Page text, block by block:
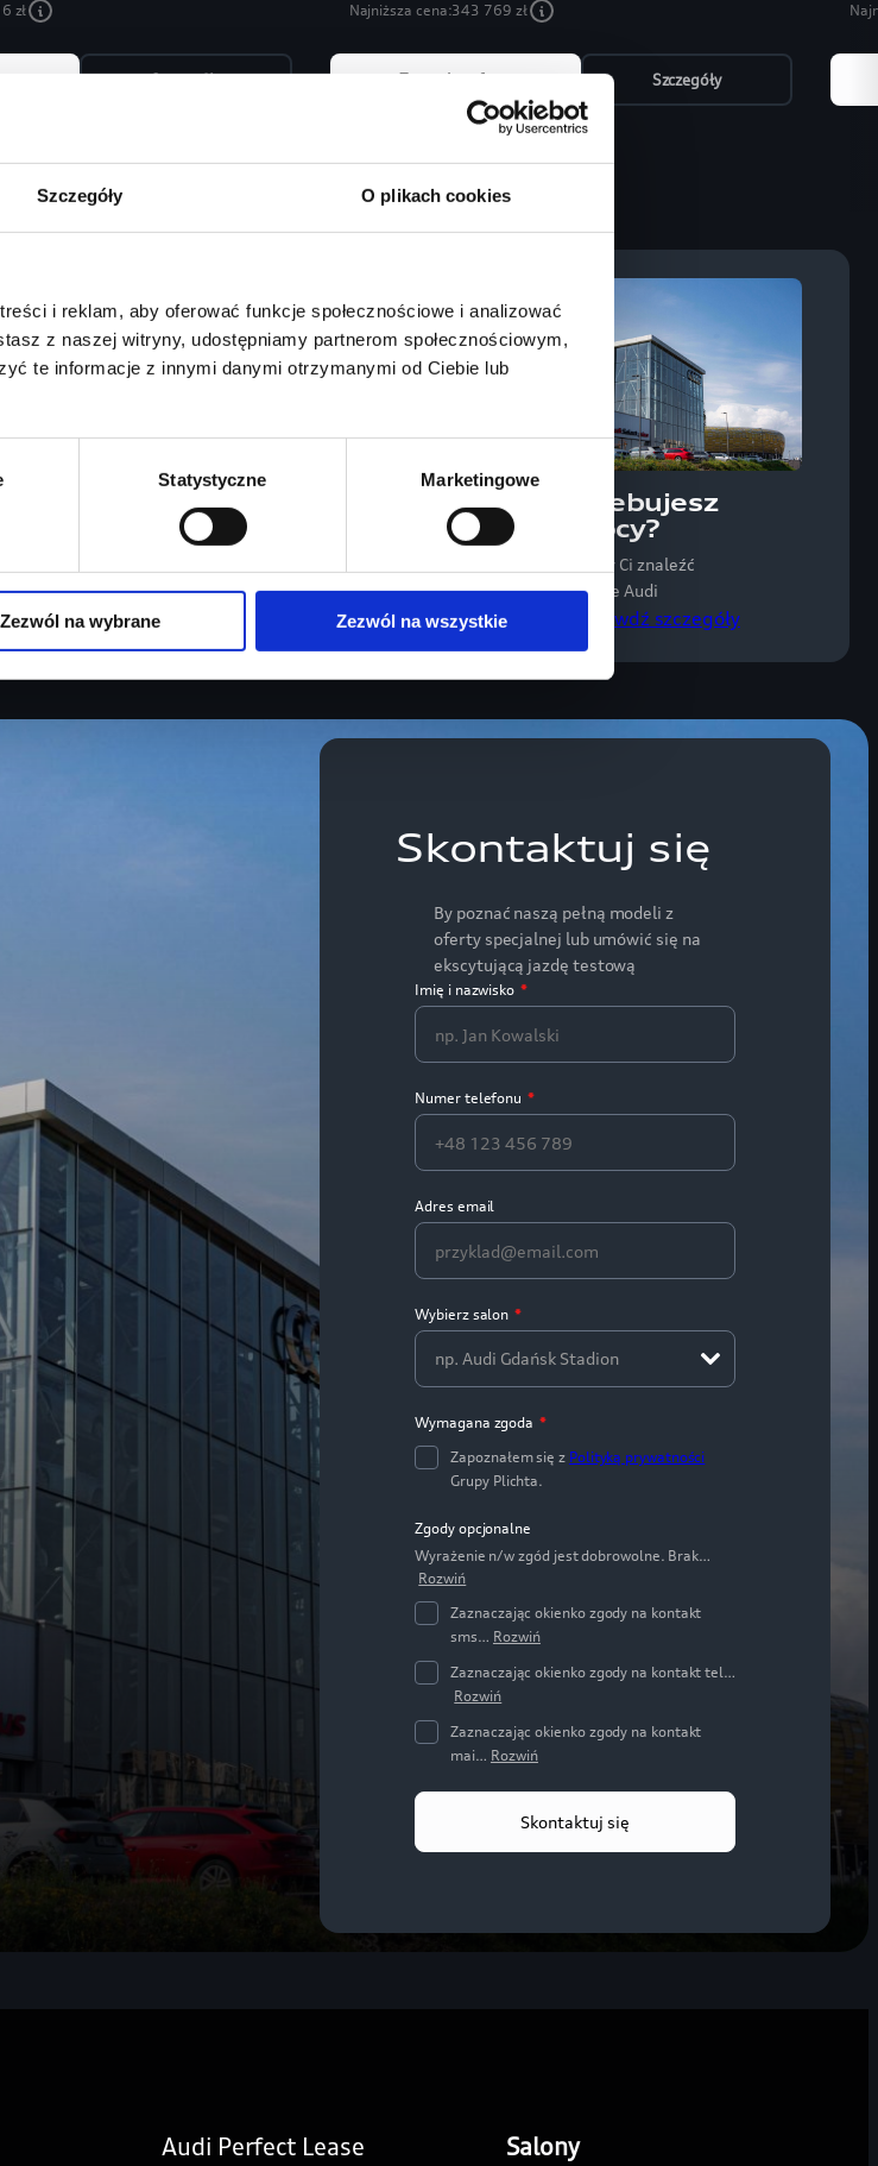
Szczegóły O plikach cookies
i reklam, aby oferować funkcje społecznościowe i analizować
z naszej witryny, udostępniamy partnerom społecznościowym,
te informacje z innymi danymi otrzymanymi od Ciebie lub
Statystyczne Marketingowe
Zezwól na wybrane Zezwól na wszystkie
zł
Szczegóły
Najniższa cena:343 769 zł
Zapytaj o ofertę Szczegóły
Jedyny w Polsce
Salon Audi dedykowany
Sprawdź szczegóły
Potrzebujesz
pomocy?
Pomożemy Ci znaleźć
wymarzone Audi
Sprawdź szczegóły
Skontaktuj się
By poznać naszą pełną modeli z
oferty specjalnej lub umówić się na
ekscytującą jazdę testową
Imię i nazwisko *
Numer telefonu *
Adres email
Wybierz salon *
np. Audi Gdańsk Stadion
Wymagana zgoda *
Zapoznałem się z Polityką prywatności
Grupy Plichta.
Zgody opcjonalne
Wyrażenie n/w zgód jest dobrowolne. Brak…
Rozwiń
Zaznaczając okienko zgody na kontakt
sms… Rozwiń
Zaznaczając okienko zgody na kontakt tel…
Rozwiń
Zaznaczając okienko zgody na kontakt
mai… Rozwiń
Skontaktuj się
Audi Perfect Lease Salony